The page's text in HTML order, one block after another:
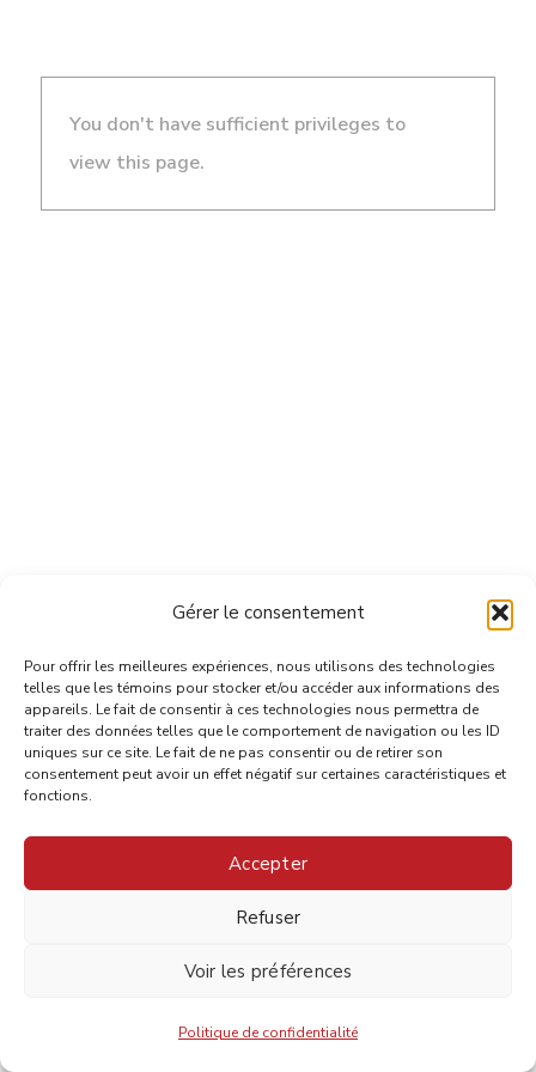
Gérer le consentement
Pour offrir les meilleures expériences, nous utilisons des technologies
telles que les témoins pour stocker et/ou accéder aux informations des
appareils. Le fait de consentir à ces technologies nous permettra de
traiter des données telles que le comportement de navigation ou les ID
uniques sur ce site. Le fait de ne pas consentir ou de retirer son
consentement peut avoir un effet négatif sur certaines caractéristiques et
fonctions.
Accepter
Refuser
Voir les préférences
Politique de confidentialité
You don't have sufficient privileges to
view this page.